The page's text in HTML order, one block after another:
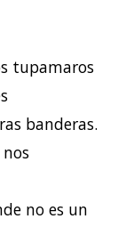
tupamaros
banderas.
no es un